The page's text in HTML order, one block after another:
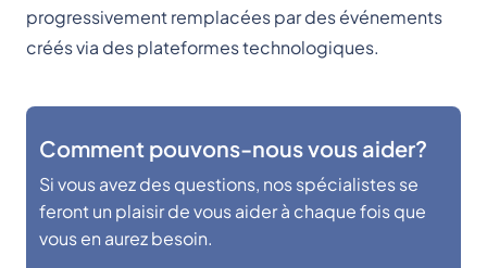
progressivement remplacées par des événements
créés via des plateformes technologiques.
Comment pouvons-nous vous aider?
Si vous avez des questions, nos spécialistes se
feront un plaisir de vous aider à chaque fois que
vous en aurez besoin.